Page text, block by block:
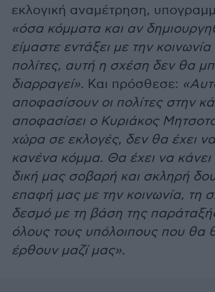
εκλογική αναμέτρηση,
«όσα κόμματα και αν
είμαστε εντάξει με την κοινωνία
πολίτες, αυτή η σχέση δεν θα
διαρραγεί». Και πρόσθεσε:
αποφασίσουν οι πολίτες στην
αποφασίσει ο Κυριάκος
χώρα σε εκλογές, δεν θα έχει
κανένα κόμμα. Θα έχει να κάνει
δική μας σοβαρή και σκληρή
επαφή μας με την κοινωνία, τη
δεσμό με τη βάση της
όλους τους υπόλοιπους που θα
έρθουν μαζί μας».